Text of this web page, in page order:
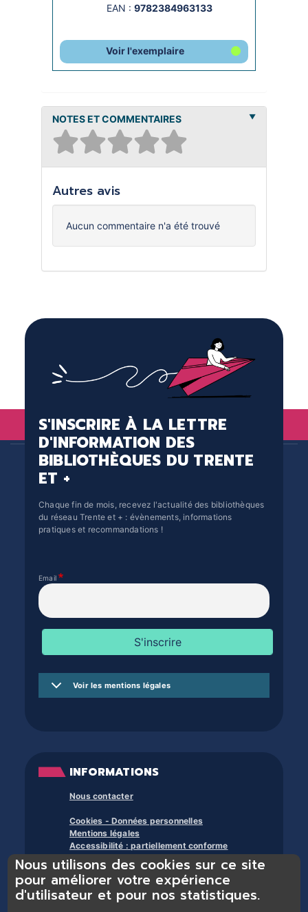
EAN : 9782384963133
Voir l'exemplaire
NOTES ET COMMENTAIRES
Autres avis
Aucun commentaire n'a été trouvé
S'INSCRIRE À LA LETTRE
D'INFORMATION DES
BIBLIOTHÈQUES DU TRENTE
ET +
Chaque fin de mois, recevez l'actualité des bibliothèques
du réseau Trente et + : évènements, informations
pratiques et recommandations !
Email
Voir les mentions légales
INFORMATIONS
Nous contacter
Cookies - Données personnelles
Mentions légales
Accessibilité : partiellement conforme
À propos des bibliothèques du trente et +
Nous utilisons des cookies sur ce site
pour améliorer votre expérience
d'utilisateur et pour nos statistiques.